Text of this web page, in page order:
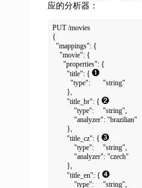
应的分析器：
PUT /movies
{
        "title": {
        "title_br": {
        "title_cz": {
        "title_en": {